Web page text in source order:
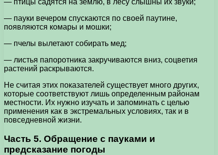
— птицы садятся на землю, в лесу слышны их звуки;
— пауки вечером спускаются по своей паутине,
появляются комары и мошки;
— пчелы вылетают собирать мед;
— листья папоротника закручиваются вниз, соцветия
растений раскрываются.
Не считая этих показателей существует много других,
которые соответствуют лишь определенным районам
местности. Их нужно изучать и запоминать с целью
применения как в экстремальных условиях, так и в
повседневной жизни.
Часть 5. Обращение с пауками и
предсказание погоды